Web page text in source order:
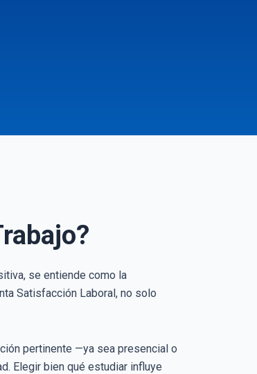
se entiende como la
Satisfacción Laboral, no solo
pertinente —ya sea presencial o
Elegir bien qué estudiar influye